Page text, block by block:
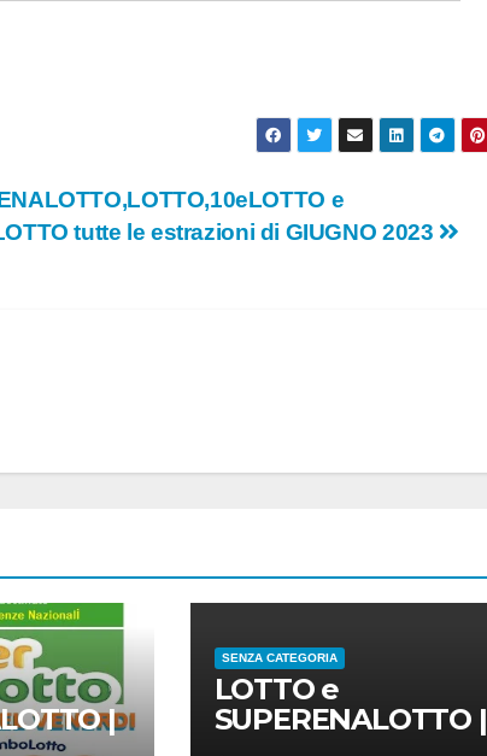
e
tutte le estrazioni di GIUGNO 2023
|
SENZA CATEGORIA
LOTTO e
SUPERENALOTTO |